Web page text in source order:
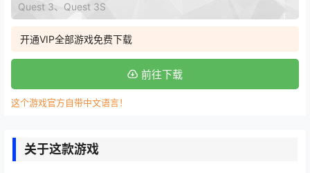
Quest 3、Quest 3S
开通VIP全部游戏免费下载
前往下载
这个游戏官方自带中文语言！
关于这款游戏